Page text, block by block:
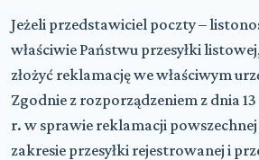
Jeżeli przedstawiciel poczty –
właściwie Państwu przesyłki
złożyć reklamację we właściwym
Zgodnie z rozporządzeniem z dnia
r. w sprawie reklamacji
zakresie przesyłki rejestrowanej i